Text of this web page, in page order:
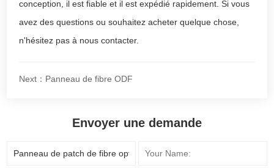
conception, il est fiable et il est expédié rapidement. Si vous
avez des questions ou souhaitez acheter quelque chose,
n'hésitez pas à nous contacter.
Next：Panneau de fibre ODF
Envoyer une demande